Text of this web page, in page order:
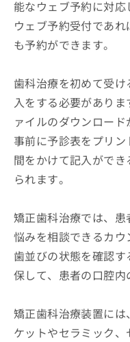
能なウェブ予約に対応
ウェブ予約受付であ
も予約ができます。
歯科治療を初めて受
入をする必要があり
ァイルのダウンロード
事前に予診表をプリ
間をかけて記入がで
られます。
矯正歯科治療では、
悩みを相談できるカウ
歯並びの状態を確認
保して、患者の口腔内
矯正歯科治療装置に
ケットやセラミック